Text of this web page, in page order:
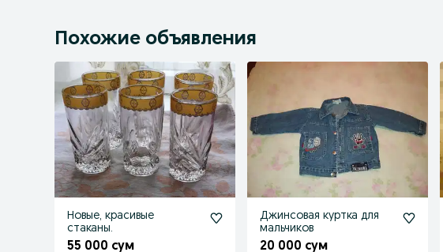
Похожие объявления
Новые, красивые
стаканы.
55 000 сум
Джинсовая куртка для
мальчиков
20 000 сум